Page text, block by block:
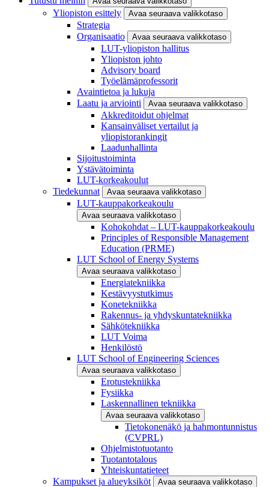
Yliopiston esittely Avaa seuraava valikkotaso
Strategia
Organisaatio
Avaa seuraava valikkotaso
LUT-yliopiston hallitus
Yliopiston johto
Advisory board
Työelämäprofessorit
Avaintietoa ja lukuja
Laatu ja arviointi
Avaa seuraava valikkotaso
Akkreditoidut ohjelmat
Kansainväliset vertailut ja
yliopistorankingit
Laadunhallinta
Sijoitustoiminta
Ystävätoiminta
LUT-korkeakoulut
Tiedekunnat
Avaa seuraava valikkotaso
LUT-kauppakorkeakoulu
Avaa seuraava valikkotaso
Kohokohdat – LUT-kauppakorkeakoulu
Principles of Responsible Management
Education (PRME)
LUT School of Energy Systems
Avaa seuraava valikkotaso
Energiatekniikka
Kestävyystutkimus
Konetekniikka
Rakennus- ja yhdyskuntatekniikka
Sähkötekniikka
LUT Voima
Henkilöstö
LUT School of Engineering Sciences
Avaa seuraava valikkotaso
Erotustekniikka
Fysiikka
Laskennallinen tekniikka
Avaa seuraava valikkotaso
Tietokonenäkö ja hahmontunnistus
(CVPRL)
Ohjelmistotuotanto
Tuotantotalous
Yhteiskuntatieteet
Kampukset ja alueyksiköt
Avaa seuraava valikkotaso